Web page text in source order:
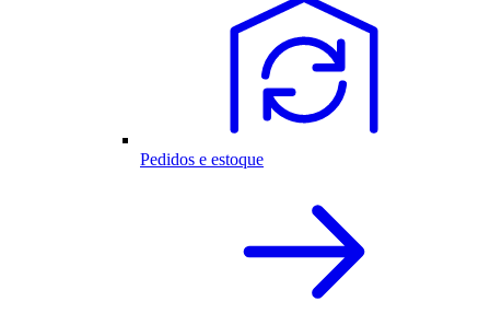
Pedidos e estoque